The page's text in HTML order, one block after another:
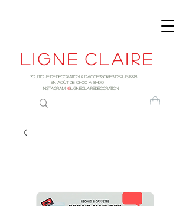
Ligne claire
Boutique de décoration & d'accessoires depuis 1998
EN AOûT DE 10h00 à 18H00
INSTAGRAM: @LIGNECLAIREDECORATION